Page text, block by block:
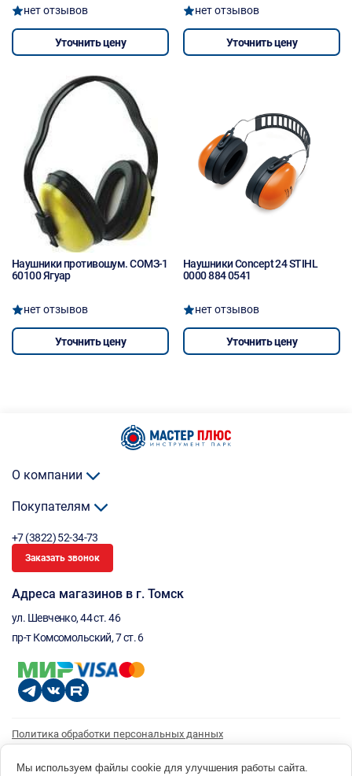
нет отзывов
Уточнить цену
нет отзывов
Уточнить цену
Наушники противошум. СОМЗ-1
60100 Ягуар
нет отзывов
Уточнить цену
Наушники Concept 24 STIHL
0000 884 0541
нет отзывов
Уточнить цену
О компании
Покупателям
+7 (3822) 52-34-73
Заказать звонок
Адреса магазинов в г. Томск
ул. Шевченко, 44 ст. 46
пр-т Комсомольский, 7 ст. 6
Политика обработки персональных данных
Согласие на получение рассылки
Мы используем файлы cookie для улучшения работы сайта.